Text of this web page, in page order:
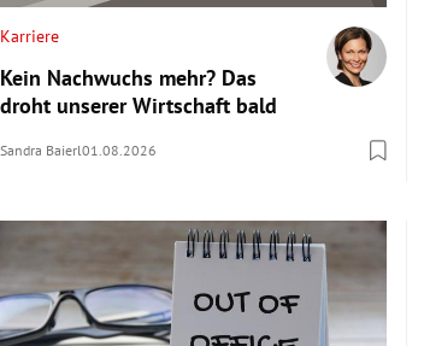
Karriere
Kein Nachwuchs mehr? Das
droht unserer Wirtschaft bald
Sandra Baierl01.08.2026